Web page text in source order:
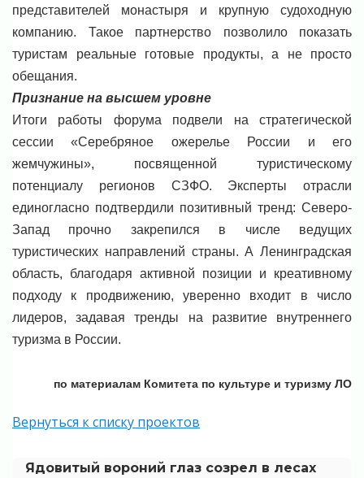
представителей монастыря и крупную судоходную
компанию. Такое партнерство позволило показать
туристам реальные готовые продукты, а не просто
обещания.
Признание на высшем уровне
Итоги работы форума подвели на стратегической
сессии «Серебряное ожерелье России и его
жемчужины», посвященной туристическому
потенциалу регионов СЗФО. Эксперты отрасли
единогласно подтвердили позитивный тренд: Северо-
Запад прочно закрепился в числе ведущих
туристических направлений страны. А Ленинградская
область, благодаря активной позиции и креативному
подходу к продвижению, уверенно входит в число
лидеров, задавая тренды на развитие внутреннего
туризма в России.
по материалам Комитета по культуре и туризму ЛО
Вернуться к списку проектов
Ядовитый вороний глаз созрел в лесах